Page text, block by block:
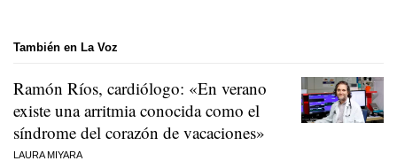
También en La Voz
Ramón Ríos, cardiólogo: «En verano
existe una arritmia conocida como el
síndrome del corazón de vacaciones»
LAURA MIYARA